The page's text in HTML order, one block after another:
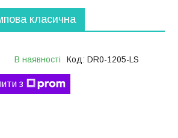
класична
В наявності Код: DR0-1205-LS
з